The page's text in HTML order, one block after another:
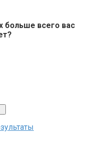
больше всего вас